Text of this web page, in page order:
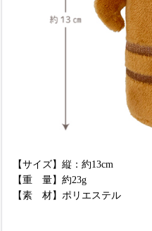
【サイズ】縦：約13cm
【重 量】約23g
【素 材】ポリエステル